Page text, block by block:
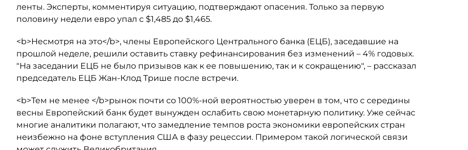
ленты. Эксперты, комментируя ситуацию, подтверждают опасения. Только за первую
половину недели евро упал с $1,485 до $1,465.
<b>Несмотря на это</b>, члены Европейского Центрального банка (ЕЦБ), заседавшие на
прошлой неделе, решили оставить ставку рефинансирования без изменений – 4% годовых.
"На заседании ЕЦБ не было призывов как к ее повышению, так и к сокращению", – рассказал
председатель ЕЦБ Жан-Клод Трише после встречи.
<b>Тем не менее </b>рынок почти со 100%-ной вероятностью уверен в том, что с середины
весны Европейский банк будет вынужден ослабить свою монетарную политику. Уже сейчас
многие аналитики полагают, что замедление темпов роста экономики европейских стран
неизбежно на фоне вступления США в фазу рецессии. Примером такой логической связи